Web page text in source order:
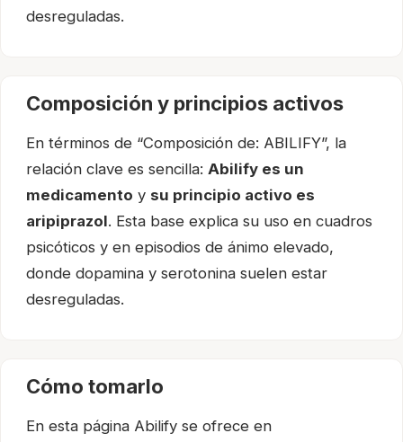
desreguladas.
Composición y principios activos
En términos de “Composición de: ABILIFY”, la
relación clave es sencilla: Abilify es un
medicamento y su principio activo es
aripiprazol. Esta base explica su uso en cuadros
psicóticos y en episodios de ánimo elevado,
donde dopamina y serotonina suelen estar
desreguladas.
Cómo tomarlo
En esta página Abilify se ofrece en